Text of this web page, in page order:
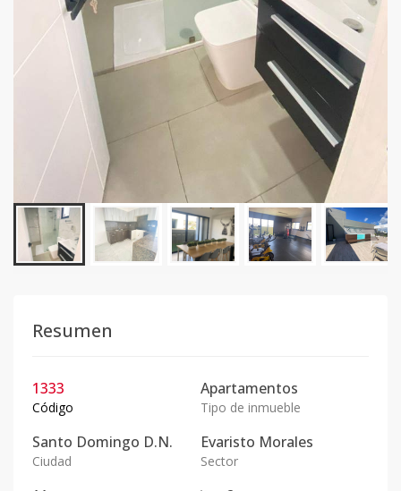
Resumen
1333
Código
Apartamentos
Tipo de inmueble
Santo Domingo D.N.
Ciudad
Evaristo Morales
Sector